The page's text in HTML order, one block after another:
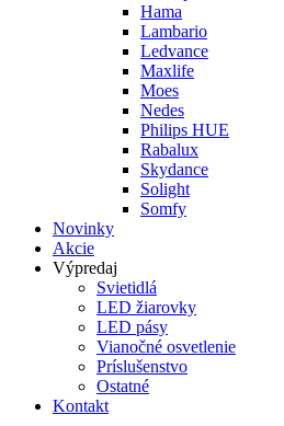
Hama
Lambario
Ledvance
Maxlife
Moes
Nedes
Philips HUE
Rabalux
Skydance
Solight
Somfy
Novinky
Akcie
Výpredaj
Svietidlá
LED žiarovky
LED pásy
Vianočné osvetlenie
Príslušenstvo
Ostatné
Kontakt